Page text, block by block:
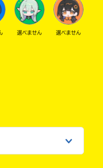
選べません 選べません